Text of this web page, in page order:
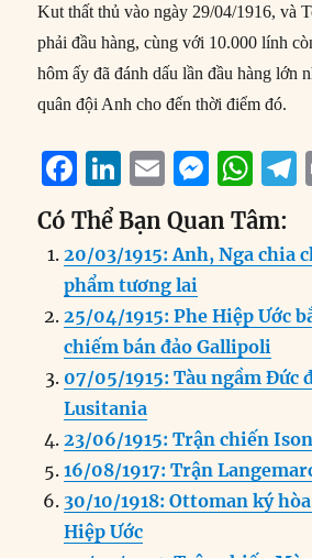
Kut thất thủ vào ngày 29/04/1916, và
phải đầu hàng, cùng với 10.000 lính
hôm ấy đã đánh dấu lần đầu hàng lớn
quân đội Anh cho đến thời điểm đó.
F
a
c
e
b
o
o
k
Li
n
k
e
d
I
n
E
m
ai
l
M
e
ss
e
n
g
er
W
h
at
s
A
p
p
Có Thể Bạn Quan Tâm:
20/03/1915: Anh, Nga chia
phẩm tương lai
25/04/1915: Phe Hiệp Ước
chiếm bán đảo Gallipoli
07/05/1915: Tàu ngầm Đức
Lusitania
23/06/1915: Trận chiến
16/08/1917: Trận
30/10/1918: Ottoman ký
Hiệp Ước